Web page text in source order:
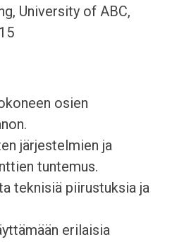
University of ABC,
osien
järjestelmien ja
tuntemus.
teknisiä piirustuksia ja
erilaisia